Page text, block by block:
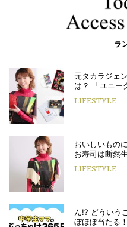
ラ
元タカラジェ
は？ 「ユニー
LIFESTYLE
おいしいもの
お寿司は断然
LIFESTYLE
ん!? どういう
ぼほぼ当たる